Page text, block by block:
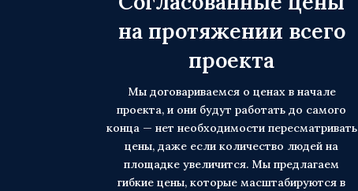
на протяжении всего
проекта
Мы договариваемся о ценах в начале
проекта, и они будут работать до самого
конца — нет необходимости пересматривать
цены, даже если количество людей на
площадке увеличится. Мы предлагаем
гибкие цены, которые масштабируются в